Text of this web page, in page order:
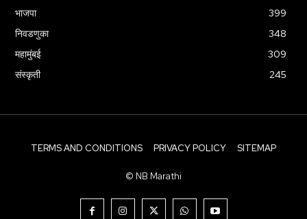
भाजपा
399
निवडणुका
348
महामुंबई
309
संस्कृती
245
TERMS AND CONDITIONS PRIVACY POLICY SITEMAP
© NB Marathi